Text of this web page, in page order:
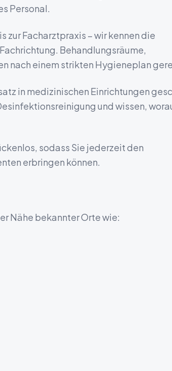
Personal.
zur Facharztpraxis – wir kennen die
Behandlungsräume,
nach einem strikten Hygieneplan
in medizinischen Einrichtungen
und wissen,
sodass Sie jederzeit den
erbringen können.
Nähe bekannter Orte wie: